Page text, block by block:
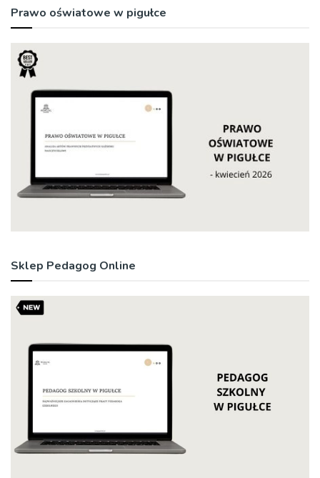
Prawo oświatowe w pigułce
Sklep Pedagog Online